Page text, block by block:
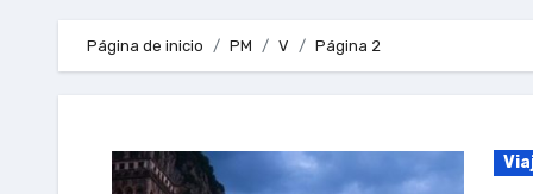
Página de inicio PM V Página 2